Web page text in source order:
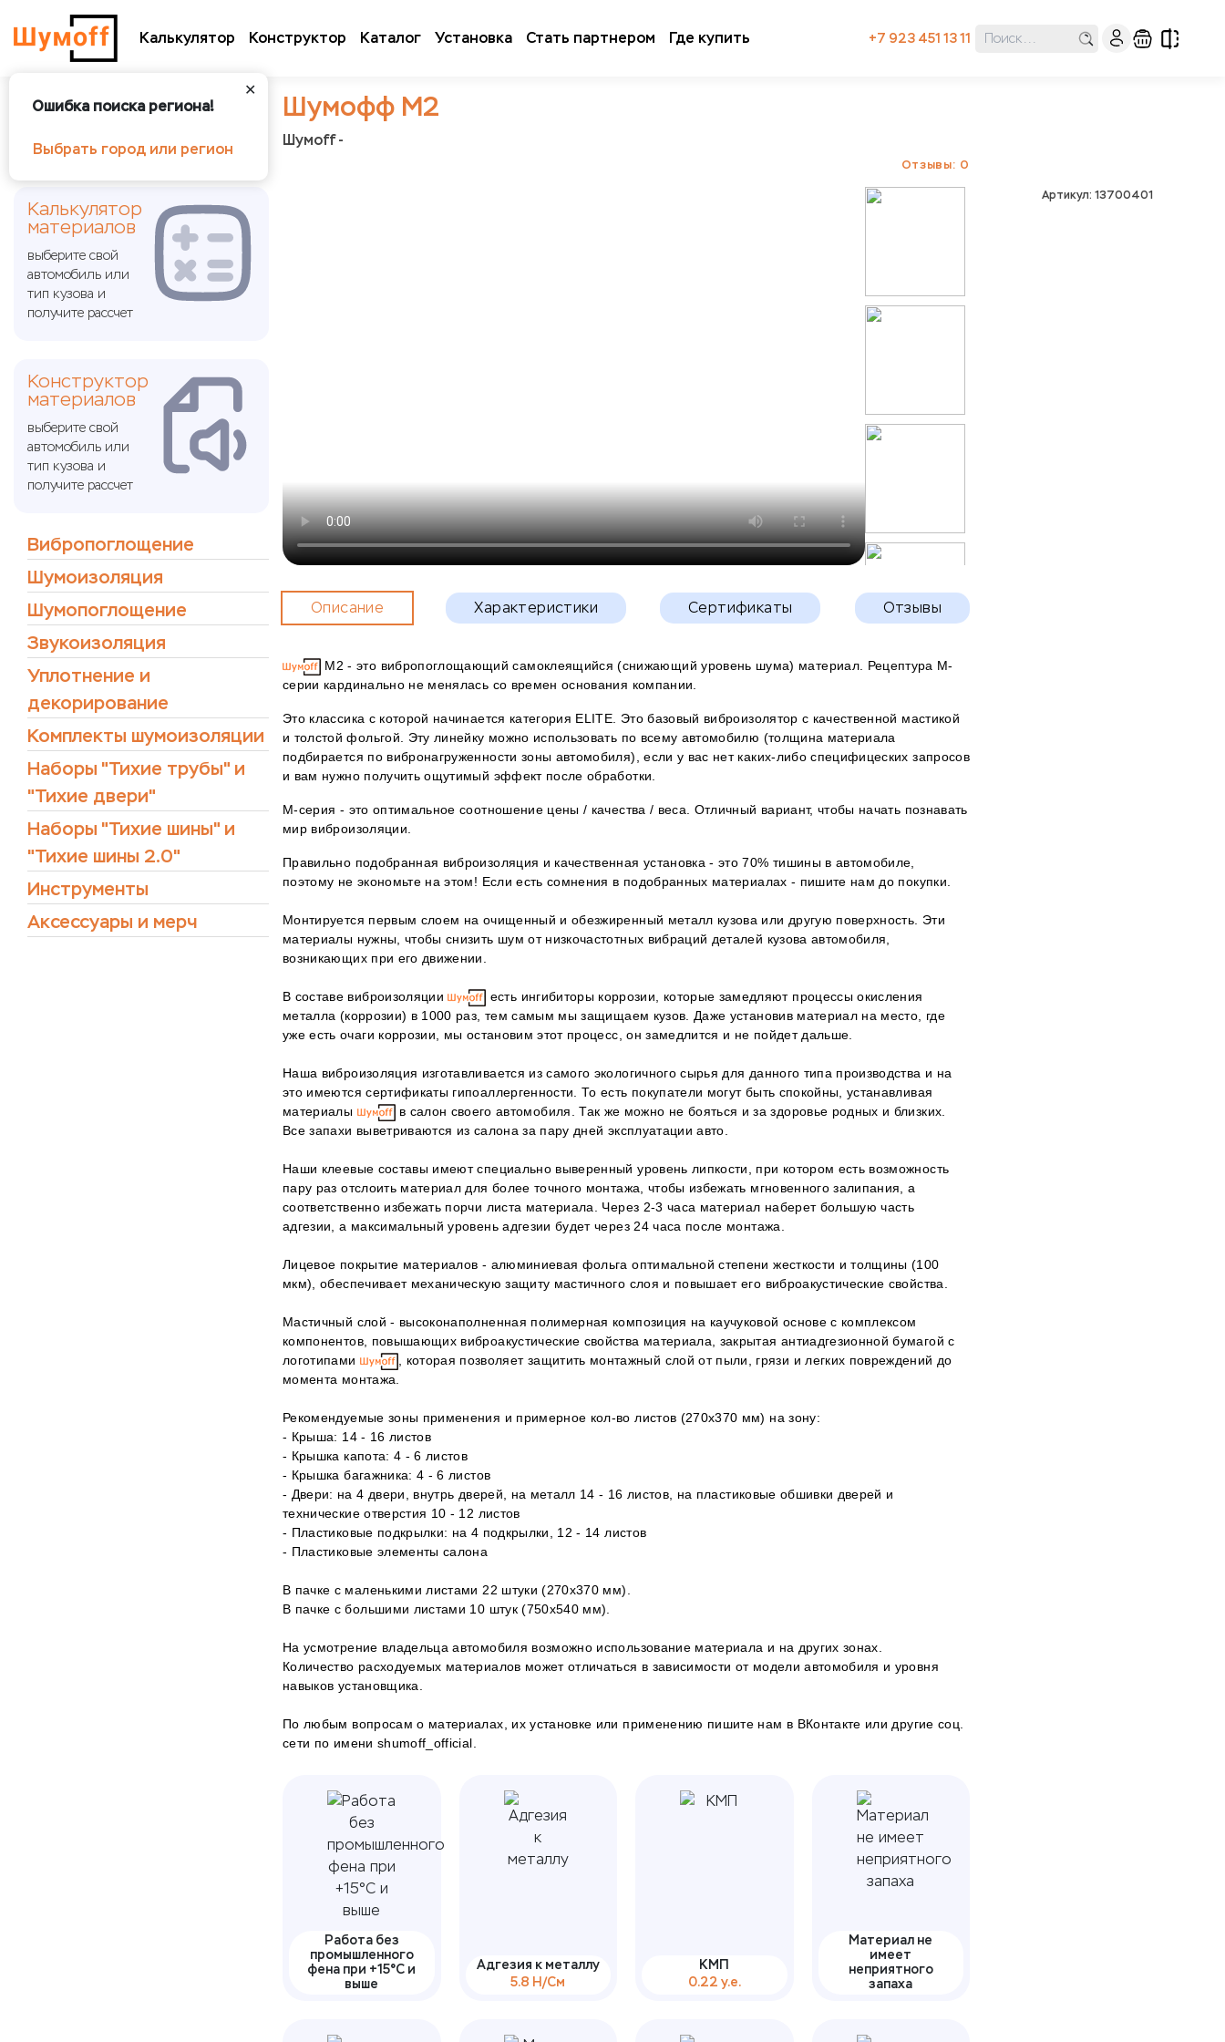
Калькулятор Конструктор Каталог Установка Стать партнером Где купить +7 923 451 13 11
✕
Ошибка поиска региона!
Выбрать город или регион
Шумофф М2
Шумoff -
Отзывы: 0
Калькулятор
материалов
выберите свой
автомобиль или
тип кузова и
получите рассчет
Конструктор
материалов
выберите свой
автомобиль или
тип кузова и
получите рассчет
Вибропоглощение
Шумоизоляция
Шумопоглощение
Звукоизоляция
Уплотнение и
декорирование
Комплекты шумоизоляции
Наборы "Тихие трубы" и
"Тихие двери"
Наборы "Тихие шины" и
"Тихие шины 2.0"
Инструменты
Аксессуары и мерч
Описание Характеристики Сертификаты Отзывы
M2 - это вибропоглощающий самоклеящийся (снижающий уровень шума) материал. Рецептура М-
серии кардинально не менялась со времен основания компании.
Это классика с которой начинается категория ELITE. Это базовый виброизолятор с качественной мастикой
и толстой фольгой. Эту линейку можно использовать по всему автомобилю (толщина материала
подбирается по вибронагруженности зоны автомобиля), если у вас нет каких-либо специфицеских запросов
и вам нужно получить ощутимый эффект после обработки.
М-серия - это оптимальное соотношение цены / качества / веса. Отличный вариант, чтобы начать познавать
мир виброизоляции.
Правильно подобранная виброизоляция и качественная установка - это 70% тишины в автомобиле,
поэтому не экономьте на этом! Если есть сомнения в подобранных материалах - пишите нам до покупки.
Монтируется первым слоем на очищенный и обезжиренный металл кузова или другую поверхность. Эти
материалы нужны, чтобы снизить шум от низкочастотных вибраций деталей кузова автомобиля,
возникающих при его движении.
В составе виброизоляции
есть ингибиторы коррозии, которые замедляют процессы окисления
металла (коррозии) в 1000 раз, тем самым мы защищаем кузов. Даже установив материал на место, где
уже есть очаги коррозии, мы остановим этот процесс, он замедлится и не пойдет дальше.
Наша виброизоляция изготавливается из самого экологичного сырья для данного типа производства и на
это имеются сертификаты гипоаллергенности. То есть покупатели могут быть спокойны, устанавливая
материалы
в салон своего автомобиля. Так же можно не бояться и за здоровье родных и близких.
Все запахи выветриваются из салона за пару дней эксплуатации авто.
Наши клеевые составы имеют специально выверенный уровень липкости, при котором есть возможность
пару раз отслоить материал для более точного монтажа, чтобы избежать мгновенного залипания, а
соответственно избежать порчи листа материала. Через 2-3 часа материал наберет большую часть
адгезии, а максимальный уровень адгезии будет через 24 часа после монтажа.
Лицевое покрытие материалов - алюминиевая фольга оптимальной степени жесткости и толщины (100
мкм), обеспечивает механическую защиту мастичного слоя и повышает его виброакустические свойства.
Мастичный слой - высоконаполненная полимерная композиция на каучуковой основе с комплексом
компонентов, повышающих виброакустические свойства материала, закрытая антиадгезионной бумагой с
логотипами
, которая позволяет защитить монтажный слой от пыли, грязи и легких повреждений до
момента монтажа.
Рекомендуемые зоны применения и примерное кол-во листов (270х370 мм) на зону:
- Крыша: 14 - 16 листов
- Крышка капота: 4 - 6 листов
- Крышка багажника: 4 - 6 листов
- Двери: на 4 двери, внутрь дверей, на металл 14 - 16 листов, на пластиковые обшивки дверей и
технические отверстия 10 - 12 листов
- Пластиковые подкрылки: на 4 подкрылки, 12 - 14 листов
- Пластиковые элементы салона
В пачке с маленькими листами 22 штуки (270х370 мм).
В пачке с большими листами 10 штук (750х540 мм).
На усмотрение владельца автомобиля возможно использование материала и на других зонах.
Количество расходуемых материалов может отличаться в зависимости от модели автомобиля и уровня
навыков установщика.
По любым вопросам о материалах, их установке или применению пишите нам в ВКонтакте или другие соц.
сети по имени shumoff_official.
Работа без
промышленного
фена при +15°С и
выше
Адгезия к металлу
5.8 Н/См
КМП
0.22 у.е.
Материал не
имеет
неприятного
запаха
Артикул: 13700401